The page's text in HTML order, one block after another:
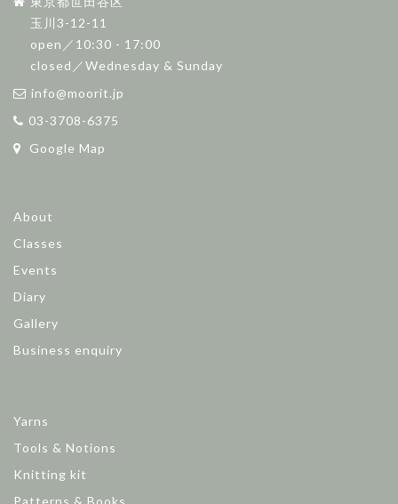
玉川3-12-11
open／10:30 - 17:00
closed／Wednesday & Sunday
info@moorit.jp
03-3708-6375
Google Map
About
Classes
Events
Diary
Gallery
Business enquiry
Yarns
Tools & Notions
Knitting kit
Patterns & Books